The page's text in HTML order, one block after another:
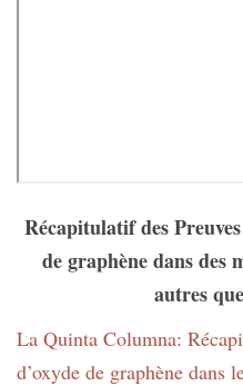
Récapitulatif des
de graphène dans des
autres
La Quinta Columna:
d’oxyde de graphène dans